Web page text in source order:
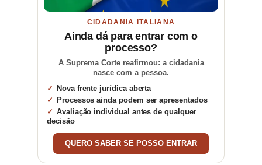
CIDADANIA ITALIANA
Ainda dá para entrar com o
processo?
A Suprema Corte reafirmou: a cidadania
nasce com a pessoa.
Nova frente jurídica aberta
Processos ainda podem ser apresentados
Avaliação individual antes de qualquer
decisão
QUERO SABER SE POSSO ENTRAR